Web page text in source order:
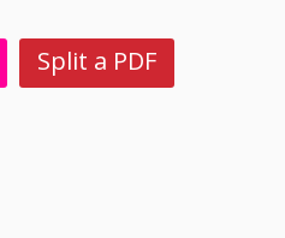
Split a PDF